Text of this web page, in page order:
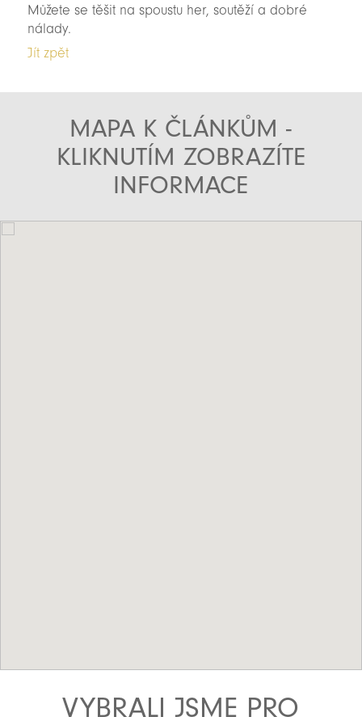
Můžete se těšit na spoustu her, soutěží a dobré
nálady.
Jít zpět
MAPA K ČLÁNKŮM -
KLIKNUTÍM ZOBRAZÍTE
INFORMACE
VYBRALI JSME PRO